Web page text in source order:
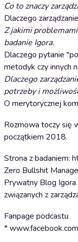
Co to znaczy
Dlaczego
Z jakimi
badanie Igora.
Dlaczego pytanie
metodyk czy innych
Dlaczego
potrzeby i
O merytorycznej
Rozmowa toczy się
początkiem 2018.
Strona z badaniem:
Zero Bullshit
Prywatny Blog
związanych z
Fanpage podcastu
*